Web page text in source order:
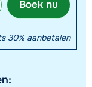
Boek nu
30% aanbetalen